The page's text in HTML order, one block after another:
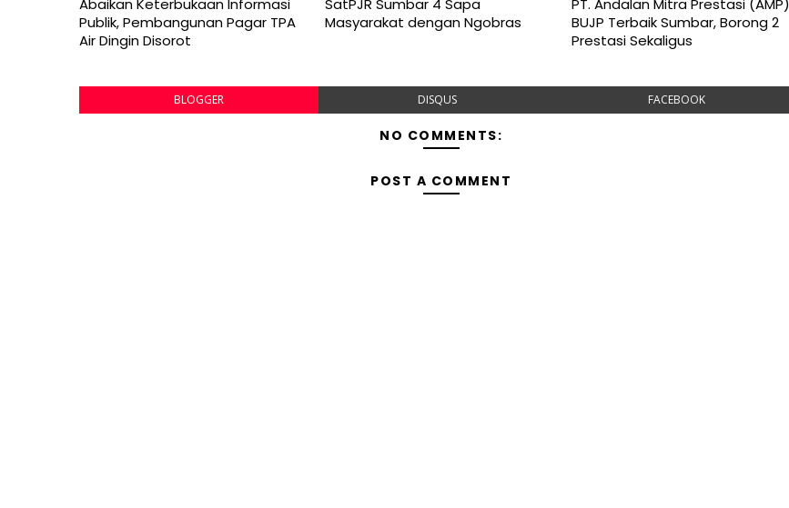
Abaikan Keterbukaan Informasi
Publik, Pembangunan Pagar TPA
Air Dingin Disorot
SatPJR Sumbar 4 Sapa
Masyarakat dengan Ngobras
PT. Andalan Mitra Prestasi (AMP)
BUJP Terbaik Sumbar, Borong 2
Prestasi Sekaligus
BLOGGER DISQUS FACEBOOK
NO COMMENTS:
POST A COMMENT